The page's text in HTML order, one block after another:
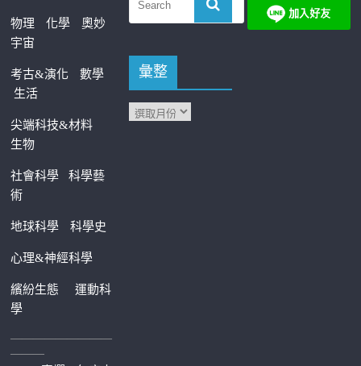
物理 化學
奧妙
宇宙
考古&演化
數學
生活
尖端科技&材料
生物
社會科學科學藝
術
地球科學 科學史
心理&神經科學
繽紛生態運動科
學
—————————
———
彙整